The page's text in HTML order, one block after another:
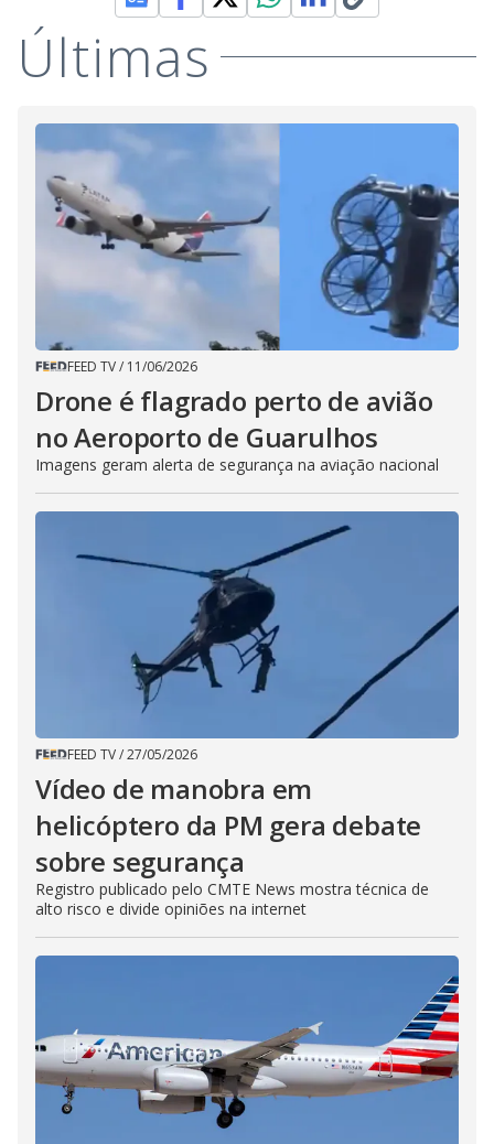
Últimas
FEED TV/ 11/06/2026
Drone é flagrado perto de avião
no Aeroporto de Guarulhos
Imagens geram alerta de segurança na aviação nacional
FEED TV/27/05/2026
Vídeo de manobra em
helicóptero da PM gera debate
sobre segurança
Registro publicado pelo CMTE News mostra técnica de
alto risco e divide opiniões na internet